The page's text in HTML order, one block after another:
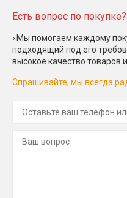
Есть вопрос по покупке?
«Мы помогаем каждому
подходящий под его
высокое качество товаров
Спрашивайте, мы всегда